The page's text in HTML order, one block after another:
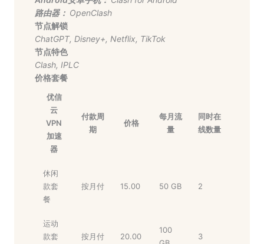
路由器： OpenClash
节点解锁
ChatGPT, Disney+, Netflix, TikTok
节点特色
Clash, IPLC
价格套餐
优信
云
VPN
加速
器
付款周
期
价格
每月流
量
同时在
线数量
休闲
款套
餐
按月付 15.00 50 GB 2
运动
款套
按月付 20.00
100
3